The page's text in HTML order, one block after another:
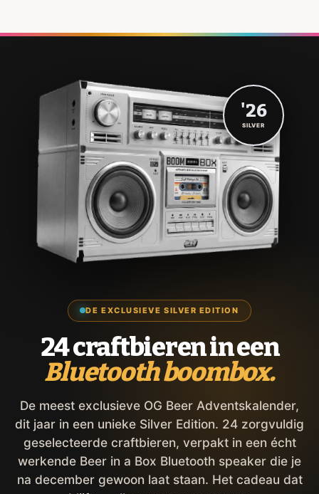
DE EXCLUSIEVE SILVER EDITION
24 craftbieren in een
Bluetooth boombox.
De meest exclusieve OG Beer Adventskalender,
dit jaar in een unieke Silver Edition. 24 zorgvuldig
geselecteerde craftbieren, verpakt in een écht
werkende Beer in a Box Bluetooth speaker die je
na december gewoon laat staan. Het cadeau dat
'26
SILVER